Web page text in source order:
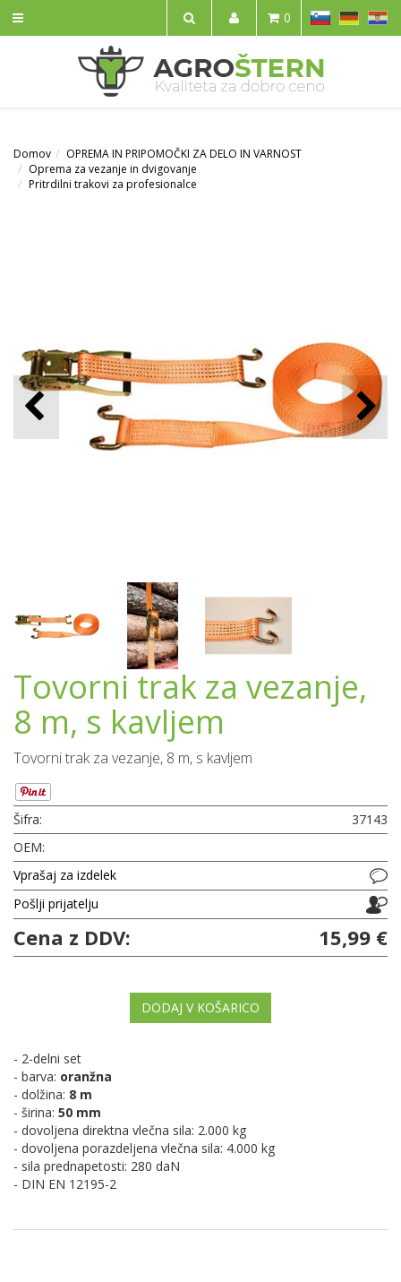
IŠČI
SL HR
0
Domov
OPREMA IN PRIPOMOČKI ZA DELO IN VARNOST
Oprema za vezanje in dvigovanje
Pritrdilni trakovi za profesionalce
Tovorni trak za vezanje,
8 m, s kavljem
Tovorni trak za vezanje, 8 m, s kavljem
Šifra:
37143
OEM:
Vprašaj za izdelek
Pošlji prijatelju
Cena z DDV: 15,99 €
DODAJ V KOŠARICO
- 2-delni set
- barva: oranžna
- dolžina: 8 m
- širina: 50 mm
- dovoljena direktna vlečna sila: 2.000 kg
- dovoljena porazdeljena vlečna sila: 4.000 kg
- sila prednapetosti: 280 daN
- DIN EN 12195-2